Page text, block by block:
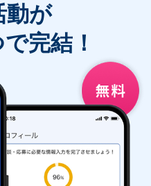
動が
完結！